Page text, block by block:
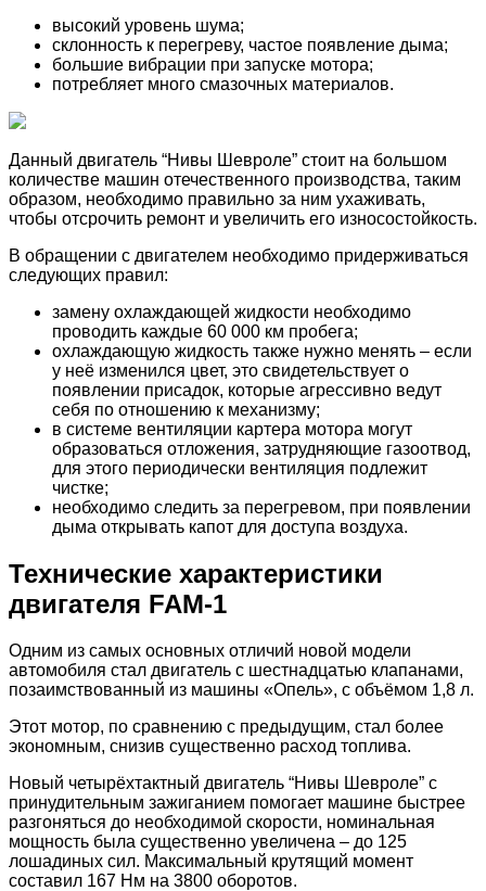
высокий уровень шума;
склонность к перегреву, частое появление дыма;
большие вибрации при запуске мотора;
потребляет много смазочных материалов.
Данный двигатель “Нивы Шевроле” стоит на большом
количестве машин отечественного производства, таким
образом, необходимо правильно за ним ухаживать,
чтобы отсрочить ремонт и увеличить его износостойкость.
В обращении с двигателем необходимо придерживаться
следующих правил:
замену охлаждающей жидкости необходимо
проводить каждые 60 000 км пробега;
охлаждающую жидкость также нужно менять – если
у неё изменился цвет, это свидетельствует о
появлении присадок, которые агрессивно ведут
себя по отношению к механизму;
в системе вентиляции картера мотора могут
образоваться отложения, затрудняющие газоотвод,
для этого периодически вентиляция подлежит
чистке;
необходимо следить за перегревом, при появлении
дыма открывать капот для доступа воздуха.
Технические характеристики
двигателя FAM-1
Одним из самых основных отличий новой модели
автомобиля стал двигатель с шестнадцатью клапанами,
позаимствованный из машины «Опель», с объёмом 1,8 л.
Этот мотор, по сравнению с предыдущим, стал более
экономным, снизив существенно расход топлива.
Новый четырёхтактный двигатель “Нивы Шевроле” с
принудительным зажиганием помогает машине быстрее
разгоняться до необходимой скорости, номинальная
мощность была существенно увеличена – до 125
лошадиных сил. Максимальный крутящий момент
составил 167 Нм на 3800 оборотов.